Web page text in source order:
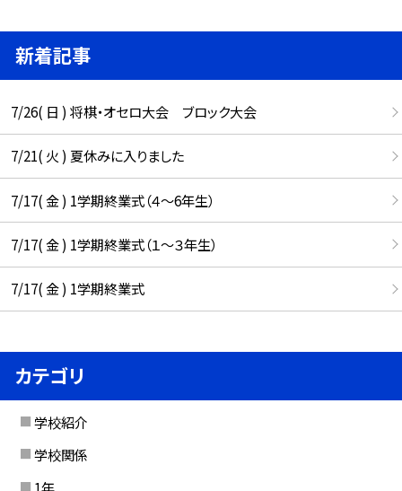
新着記事
7/26( 日 ) 将棋・オセロ大会 ブロック大会
7/21( 火 ) 夏休みに入りました
7/17( 金 ) 1学期終業式（４～6年生）
7/17( 金 ) 1学期終業式（１～３年生）
7/17( 金 ) 1学期終業式
カテゴリ
学校紹介
学校関係